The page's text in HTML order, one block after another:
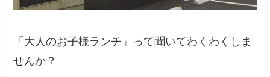
「大人のお子様ランチ」って聞いてわくわくしま
せんか？